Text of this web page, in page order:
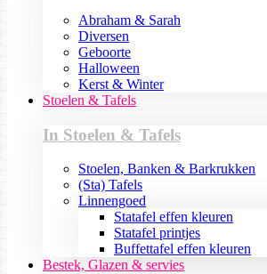
Abraham & Sarah
Diversen
Geboorte
Halloween
Kerst & Winter
Stoelen & Tafels
In Stoelen & Tafels
Stoelen, Banken & Barkrukken
(Sta) Tafels
Linnengoed
Statafel effen kleuren
Statafel printjes
Buffettafel effen kleuren
Bestek, Glazen & servies